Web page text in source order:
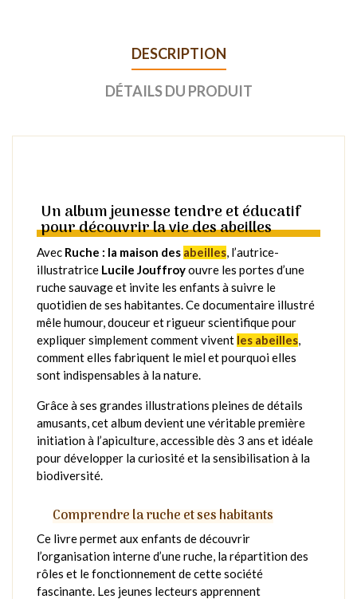
DESCRIPTION
DÉTAILS DU PRODUIT
Un album jeunesse tendre et éducatif
pour découvrir la vie des abeilles
Avec Ruche : la maison des abeilles, l’autrice-
illustratrice Lucile Jouffroyouvre les portes d’une
ruche sauvage et invite les enfants à suivre le
quotidien de ses habitantes. Ce documentaire illustré
mêle humour, douceur et rigueur scientifique pour
expliquer simplement comment vivent les abeilles,
comment elles fabriquent le miel et pourquoi elles
sont indispensables à la nature.
Grâce à ses grandes illustrations pleines de détails
amusants, cet album devient une véritable première
initiation à l’apiculture, accessible dès 3 ans et idéale
pour développer la curiosité et la sensibilisation à la
biodiversité.
Comprendre la ruche et ses habitants
Ce livre permet aux enfants de découvrir
l’organisation interne d’une ruche, la répartition des
rôles et le fonctionnement de cette société
fascinante. Les jeunes lecteurs apprennent